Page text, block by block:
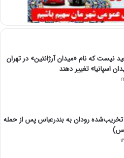
نیست که نام «میدان آرژانتین» در تهران
اسپانیا» تغییر دهند
رودان به بندرعباس پس از حمله